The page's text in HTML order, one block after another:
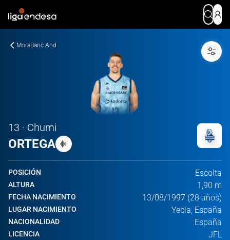
MoraBanc And
13 · Chumi
ORTEGA
POSICIÓN Escolta
ALTURA 1,90 m
FECHA NACIMIENTO 13/08/1997 (28 años)
LUGAR NACIMIENTO Yecla, España
NACIONALIDAD España
LICENCIA JFL